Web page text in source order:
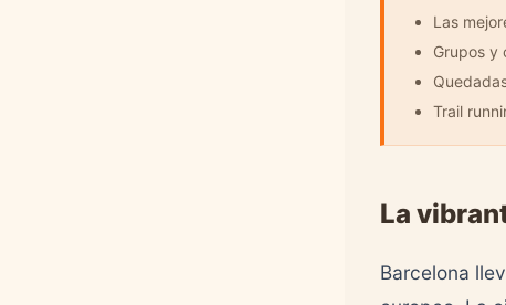
Las
Grupos y
Trail
La
Barcelona